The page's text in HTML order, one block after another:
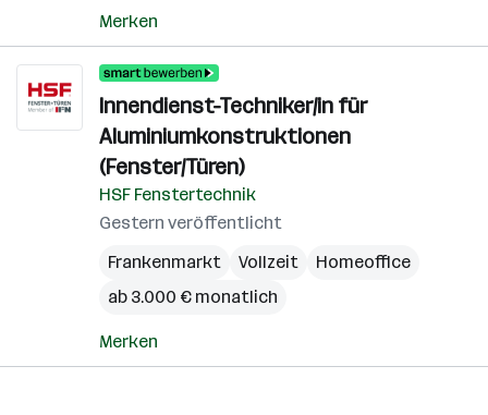
Merken
Innendienst-Techniker/in für
Aluminiumkonstruktionen
(Fenster/Türen)
HSF Fenstertechnik
Gestern veröffentlicht
Frankenmarkt
Vollzeit
Homeoffice
ab 3.000 € monatlich
Merken